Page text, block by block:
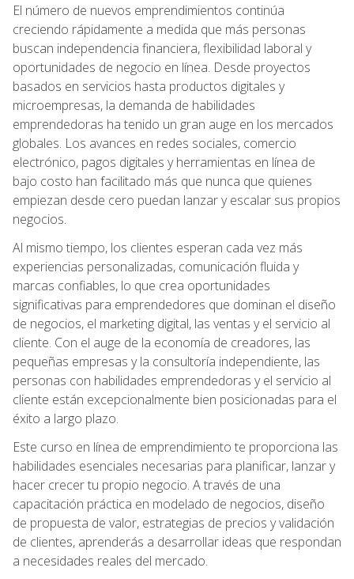
El número de nuevos emprendimientos continúa
creciendo rápidamente a medida que más personas
buscan independencia financiera, flexibilidad laboral y
oportunidades de negocio en línea. Desde proyectos
basados en servicios hasta productos digitales y
microempresas, la demanda de habilidades
emprendedoras ha tenido un gran auge en los mercados
globales. Los avances en redes sociales, comercio
electrónico, pagos digitales y herramientas en línea de
bajo costo han facilitado más que nunca que quienes
empiezan desde cero puedan lanzar y escalar sus propios
negocios.
Al mismo tiempo, los clientes esperan cada vez más
experiencias personalizadas, comunicación fluida y
marcas confiables, lo que crea oportunidades
significativas para emprendedores que dominan el diseño
de negocios, el marketing digital, las ventas y el servicio al
cliente. Con el auge de la economía de creadores, las
pequeñas empresas y la consultoría independiente, las
personas con habilidades emprendedoras y el servicio al
cliente están excepcionalmente bien posicionadas para el
éxito a largo plazo.
Este curso en línea de emprendimiento te proporciona las
habilidades esenciales necesarias para planificar, lanzar y
hacer crecer tu propio negocio. A través de una
capacitación práctica en modelado de negocios, diseño
de propuesta de valor, estrategias de precios y validación
de clientes, aprenderás a desarrollar ideas que respondan
a necesidades reales del mercado.